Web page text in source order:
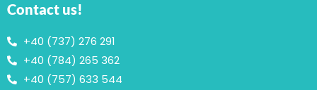
Contact us!
+40 (737) 276 291
+40 (784) 265 362
+40 (757) 633 544